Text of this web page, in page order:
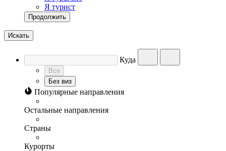
Я турист
Продолжить
Искать
Куда
Все
Без виз
Популярные направления
Остальные направления
Страны
Курорты